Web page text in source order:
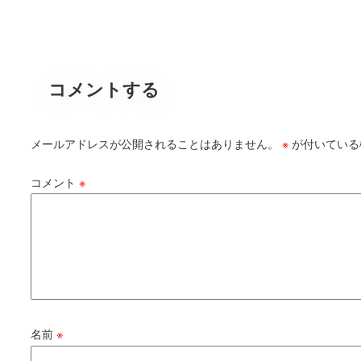
コメントする
メールアドレスが公開されることはありません。 ※が付いてい
コメント ※
名前※